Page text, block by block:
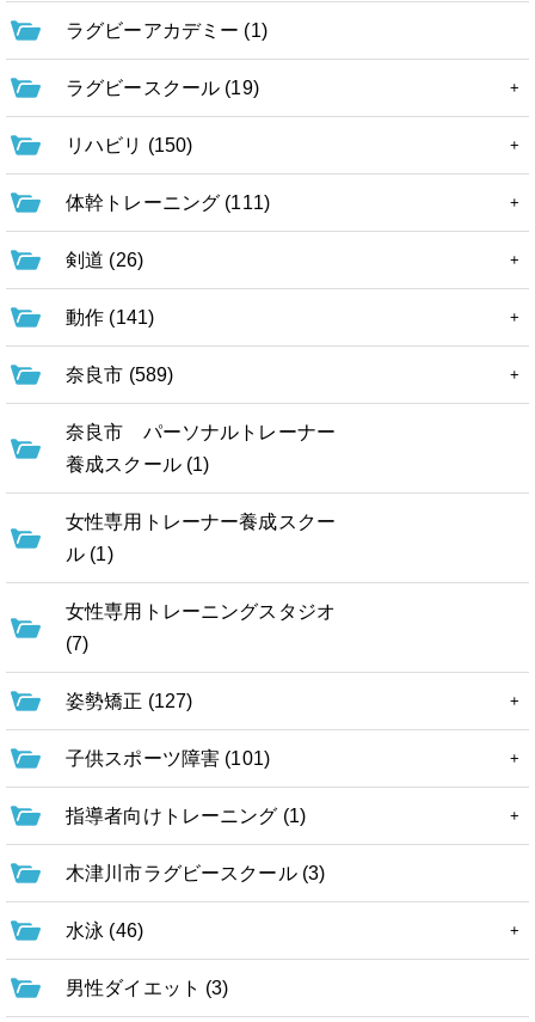
ラグビーアカデミー (1)
ラグビースクール (19)
リハビリ (150)
体幹トレーニング (111)
剣道 (26)
動作 (141)
奈良市 (589)
奈良市 パーソナルトレーナー
養成スクール (1)
女性専用トレーナー養成スクー
ル (1)
女性専用トレーニングスタジオ
(7)
姿勢矯正 (127)
子供スポーツ障害 (101)
指導者向けトレーニング (1)
木津川市ラグビースクール (3)
水泳 (46)
男性ダイエット (3)